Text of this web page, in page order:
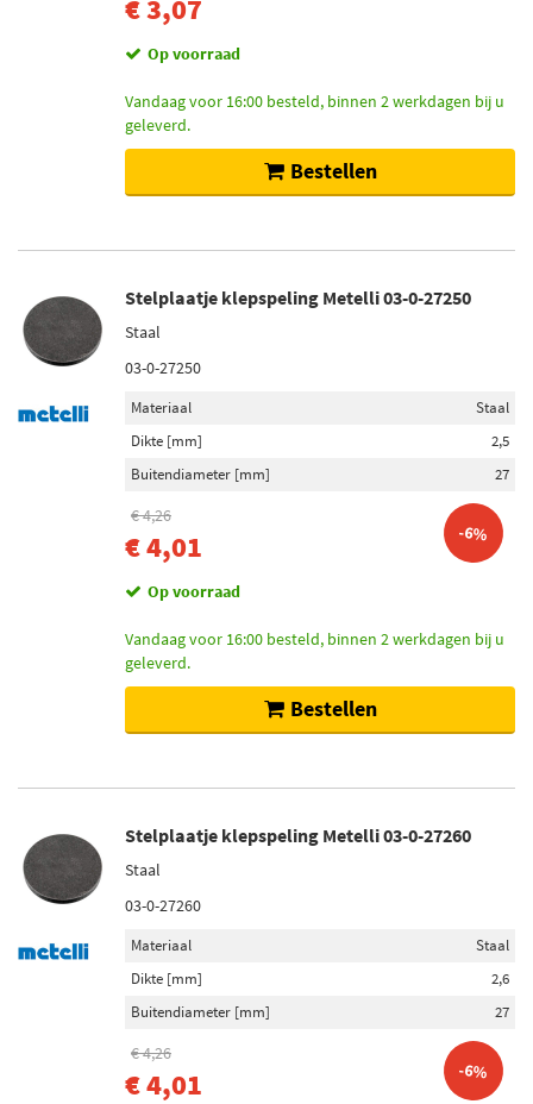
€ 3,07
Op voorraad
Vandaag voor 16:00 besteld, binnen 2 werkdagen bij u
geleverd.
Bestellen
Stelplaatje klepspeling Metelli 03-0-27250
Staal
03-0-27250
Materiaal
Staal
Dikte [mm]
2,5
Buitendiameter [mm]
27
€ 4,26
€ 4,01 -6%
Op voorraad
Vandaag voor 16:00 besteld, binnen 2 werkdagen bij u
geleverd.
Bestellen
Stelplaatje klepspeling Metelli 03-0-27260
Staal
03-0-27260
Materiaal
Staal
Dikte [mm]
2,6
Buitendiameter [mm]
27
€ 4,26
€ 4,01 -6%